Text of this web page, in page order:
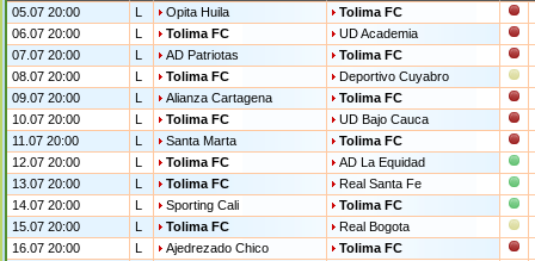
05.07 20:00
L Opita Huila
Tolima FC
06.07 20:00
L Tolima FC
UD Academia
07.07 20:00
L AD Patriotas
Tolima FC
08.07 20:00
L Tolima FC
Deportivo Cuyabro
09.07 20:00
L Alianza Cartagena
Tolima FC
10.07 20:00
L Tolima FC
UD Bajo Cauca
11.07 20:00
L Santa Marta
Tolima FC
12.07 20:00
L Tolima FC
AD La Equidad
13.07 20:00
L Tolima FC
Real Santa Fe
14.07 20:00
L Sporting Cali
Tolima FC
15.07 20:00
L Tolima FC
Real Bogota
16.07 20:00
L Ajedrezado Chico
Tolima FC